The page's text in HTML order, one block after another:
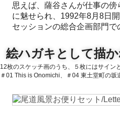
思えば、薩谷さんが仕事の
に魅せられ、1992年8月8日
セッションの総合企画部門
絵ハガキとして描
12枚のスケッチ画のうち、５枚にはサイン
＃01 This is Onomichi、＃04 東土堂町の